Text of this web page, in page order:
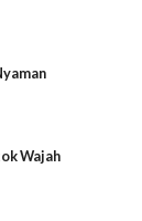
Wajah